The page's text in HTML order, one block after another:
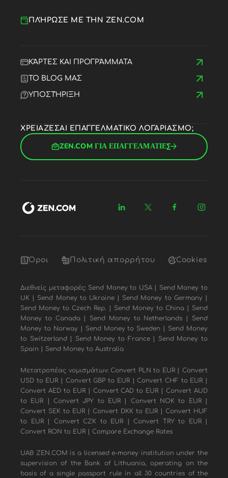
ΚΆΡΤΕΣ ΚΑΙ ΠΡΟΓΡΆΜΜΑΤΑ
ΤΟ BLOG ΜΑΣ
ΥΠΟΣΤΉΡΙΞΗ
ΠΛΉΡΩΣΕ ΜΕ ΤΗΝ ZEN.COM
ΧΡΕΙΑΖΕΣΑΙ ΕΠΑΓΓΕΛΜΑΤΙΚΟ ΛΟΓΑΡΙΑΣΜΟ;
ZEN.COM ΓΙΑ ΕΠΑΓΓΕΛΜΑΤΙΕΣ
Όροι Πολιτική απορρήτου Cookies
Διεθνείς μεταφορές: Send Money to USA| Send Money to
UK | Send Money to Ukraine| Send Money to Germany|
Send Money to Czech Rep.
| Send Money to China | Send
Money to Canada| Send Money to Netherlands | Send
Money to Norway| Send Money to Sweden | Send Money
to Switzerland| Send Money to France| Send Money to
Spain | Send Money to Australia
Μετατροπέας νομισμάτων: Convert PLN to EUR| Convert
USD to EUR | Convert GBP to EUR| Convert CHF to EUR |
Convert AED to EUR| Convert CAD to EUR | Convert AUD
to EUR | Convert JPY to EUR | Convert NOK to EUR|
Convert SEK to EUR | Convert DKK to EUR | Convert HUF
to EUR| Convert CZK to EUR | Convert TRY to EUR|
Convert RON to EUR | Compare Exchange Rates
UAB ZEN.COM is a licensed e-money institution under the
supervision of the Bank of Lithuania, operating on the
basis of a single passport rule in all 30 countries of the